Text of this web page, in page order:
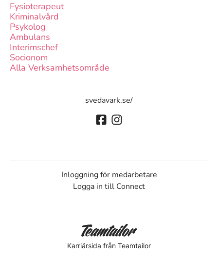
Fysioterapeut
Kriminalvård
Psykolog
Ambulans
Interimschef
Socionom
Alla Verksamhetsområde
svedavark.se/
Inloggning för medarbetare
Logga in till Connect
Karriärsida från Teamtailor